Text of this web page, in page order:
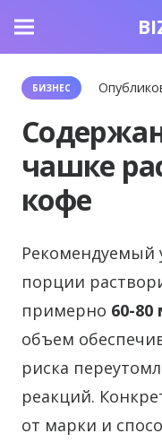
БИЗНЕС
чашке
кофе
Рекомендуемый
порции
примерно 60-
объем
риска
реакций.
от марки и